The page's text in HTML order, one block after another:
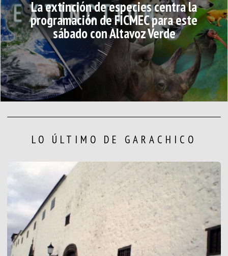
La extinción de especies centra la
programación de FICMEC para este
sábado con Altavoz Verde
LO ÚLTIMO DE GARACHICO